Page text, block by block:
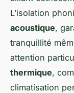
L’isolation
acoustique,
tranquillité
attention
thermique,
climatisation